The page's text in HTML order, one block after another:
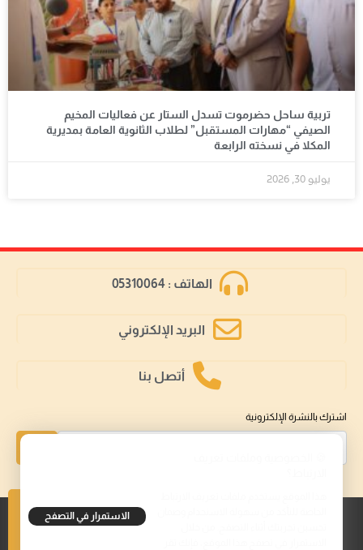
تربية ساحل حضرموت تسدل الستار عن فعاليات المخيم
الصيفي “مهارات المستقبل” لطلاب الثانوية العامة بمديرية
المكلا في نسخته الرابعة
يوليو 30, 2026
الهاتف : 05310064
البريد الإلكتروني
أتصل بنا
اشترك بالنشرة الإلكترونية
تابعنا على
الاستمرار في التصفح